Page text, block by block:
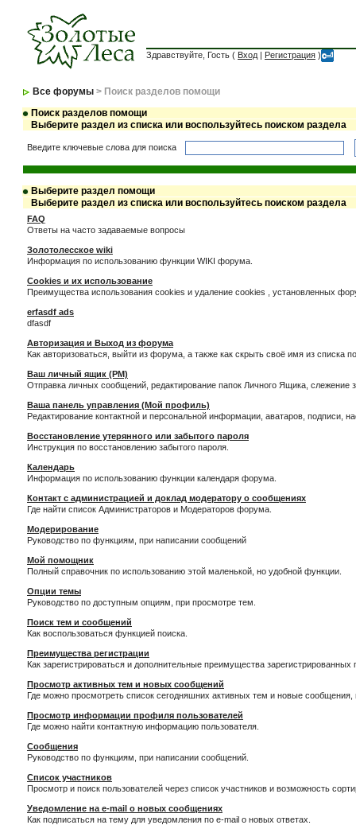
Здравствуйте, Гость ( Вход | Регистрация )
Все форумы > Поиск разделов помощи
Поиск разделов помощи
Выберите раздел из списка или воспользуйтесь поиском раздела
Введите ключевые слова для поиска
Выберите раздел помощи
Выберите раздел из списка или воспользуйтесь поиском раздела
FAQ
Ответы на часто задаваемые вопросы
Золотолесское wiki
Информация по использованию функции WIKI форума.
Cookies и их использование
Преимущества использования cookies и удаление cookies , установленных
erfasdf ads
dfasdf
Авторизация и Выход из форума
Как авторизоваться, выйти из форума, а также как скрыть своё имя из списка
Ваш личный ящик (PM)
Отправка личных сообщений, редактирование папок Личного Ящика,
Ваша панель управления (Мой профиль)
Редактирование контактной и персональной информации, аватаров,
Восстановление утерянного или забытого пароля
Инструкция по восстановлению забытого пароля.
Календарь
Информация по использованию функции календаря форума.
Контакт с администрацией и доклад модератору о сообщениях
Где найти список Администраторов и Модераторов форума.
Модерирование
Руководство по функциям, при написании сообщений
Мой помощник
Полный справочник по использованию этой маленькой, но удобной функции.
Опции темы
Руководство по доступным опциям, при просмотре тем.
Поиск тем и сообщений
Как воспользоваться функцией поиска.
Преимущества регистрации
Как зарегистрироваться и дополнительные преимущества зарегистрированных
Просмотр активных тем и новых сообщений
Где можно просмотреть список сегодняшних активных тем и новые
Просмотр информации профиля пользователей
Где можно найти контактную информацию пользователя.
Сообщения
Руководство по функциям, при написании сообщений.
Список участников
Просмотр и поиск пользователей через список участников и возможность
Уведомление на e-mail о новых сообщениях
Как подписаться на тему для уведомления по e-mail о новых ответах.